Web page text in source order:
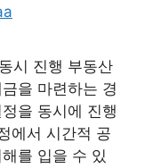
시 진행 부동산
을 마련하는 경
을 동시에 진행
에서 시간적 공
를 입을 수 있